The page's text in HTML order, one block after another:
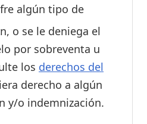
algún tipo de
o se le deniega el
por sobreventa u
los derechos del
derecho a algún
y/o indemnización.